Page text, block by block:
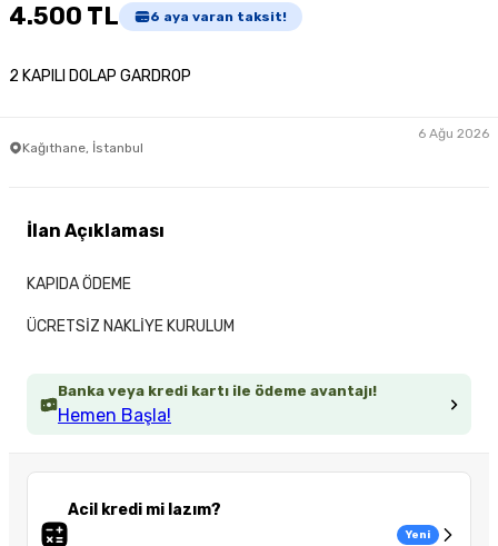
4.500 TL 6 aya varan taksit!
2 KAPILI DOLAP GARDROP
Kağıthane, İstanbul
6 Ağu 2026
Banka veya kredi kartı ile ödeme avantajı!
Hemen Başla!
Acil kredi mi lazım?
Yeni
İlan Açıklaması
KAPIDA ÖDEME
ÜCRETSİZ NAKLİYE KURULUM